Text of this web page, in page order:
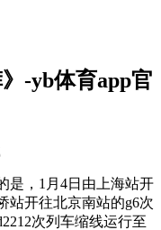
-yb体育app官
，1月4日由上海站开
桥站开往北京南站的g6次
次列车缩线运行至